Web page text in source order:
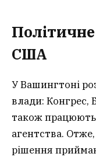
США
У Вашингтоні
влади: Конгрес,
також працюють
агентства.
рішення